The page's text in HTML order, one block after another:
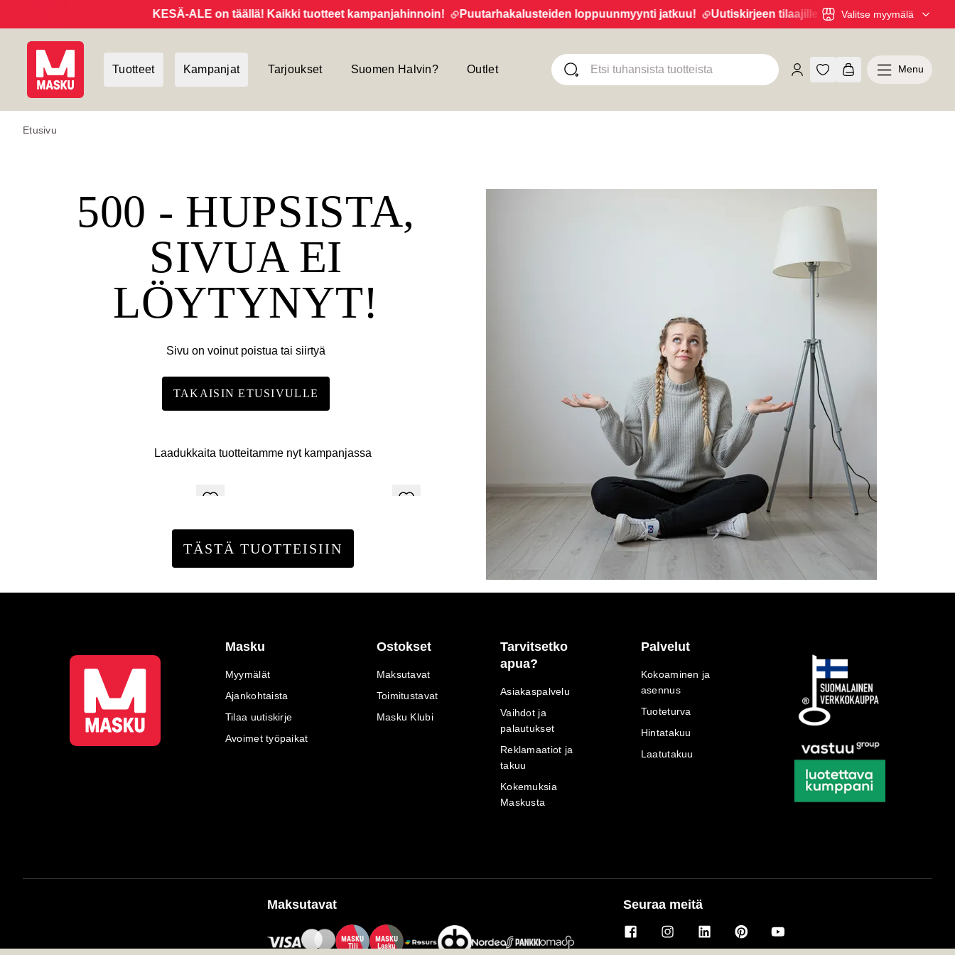
KESÄ-ALE on täällä! Kaikki tuotteet kampanjahinnoin! Puutarhakalusteiden loppuunmyynti jatkuu! Uutiskirjeen tilaajille 20€ alennus yli 100€
Valitse myymälä
Tuotteet Kampanjat Tarjoukset Suomen Halvin? Outlet Menu
Etusivu
500 - HUPSISTA,
SIVUA EI
LÖYTYNYT!
Sivu on voinut poistua tai siirtyä
TAKAISIN ETUSIVULLE
Laadukkaita tuotteitamme nyt kampanjassa
TÄSTÄ TUOTTEISIIN
Masku
Myymälät
Ajankohtaista
Tilaa uutiskirje
Avoimet työpaikat
Ostokset
Maksutavat
Toimitustavat
Masku Klubi
Tarvitsetko
apua?
Asiakaspalvelu
Vaihdot ja
palautukset
Reklamaatiot ja
takuu
Kokemuksia
Maskusta
Palvelut
Kokoaminen ja
asennus
Tuoteturva
Hintatakuu
Laatutakuu
Maksutavat
MASKU
Tili
MASKU
Lasku
Seuraa meitä